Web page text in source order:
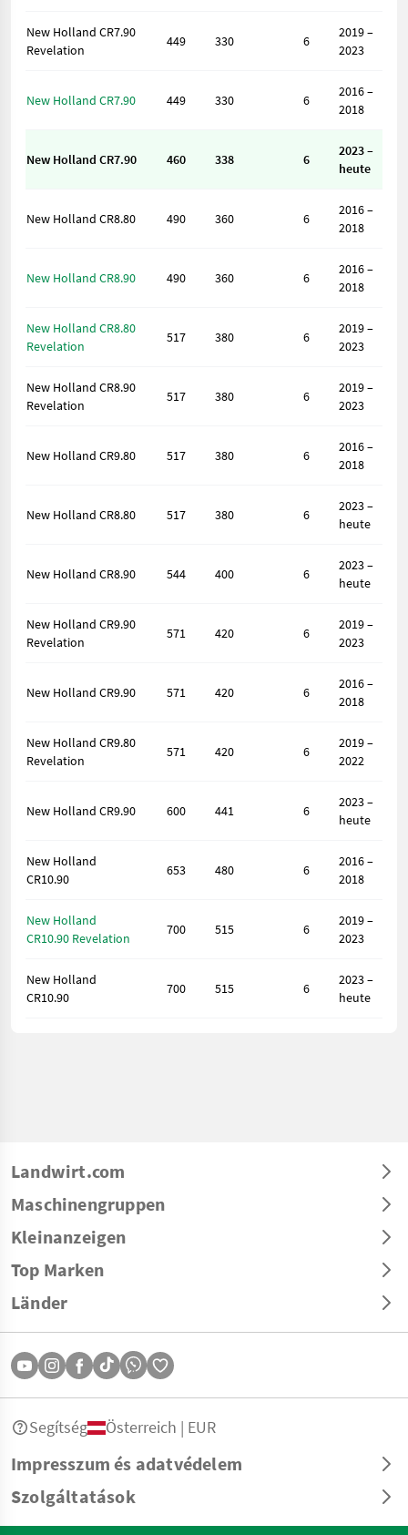
New Holland CR7.90
Revelation
449 330 6
2019 –
2023
New Holland CR7.90 449 330 6
2016 –
2018
New Holland CR7.90 460 338 6
2023 –
heute
New Holland CR8.80 490 360 6
2016 –
2018
New Holland CR8.90 490 360 6
2016 –
2018
New Holland CR8.80
Revelation
517 380 6
2019 –
2023
New Holland CR8.90
Revelation
517 380 6
2019 –
2023
New Holland CR9.80 517 380 6
2016 –
2018
New Holland CR8.80 517 380 6
2023 –
heute
New Holland CR8.90 544 400 6
2023 –
heute
New Holland CR9.90
Revelation
571 420 6
2019 –
2023
New Holland CR9.90 571 420 6
2016 –
2018
New Holland CR9.80
Revelation
571 420 6
2019 –
2022
New Holland CR9.90 600 441 6
2023 –
heute
New Holland
CR10.90
653 480 6
2016 –
2018
New Holland
CR10.90 Revelation
700 515 6
2019 –
2023
New Holland
CR10.90
700 515 6
2023 –
heute
Landwirt.com
Maschinengruppen
Kleinanzeigen
Top Marken
Länder
Impresszum és adatvédelem
Szolgáltatások
Segítség Österreich | EUR